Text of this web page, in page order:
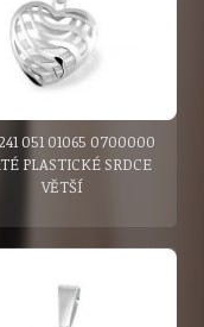
051 01065 0700000
PLASTICKÉ SRDCE
VĚTŠÍ